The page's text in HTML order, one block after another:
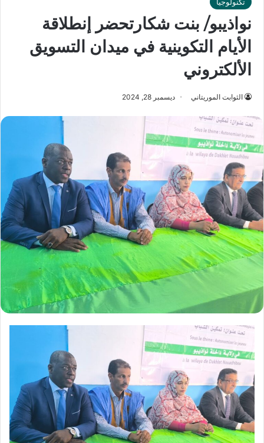
نواذيبو/ بنت شكارتحضر إنطلاقة
الأيام التكوينية في ميدان التسويق
الألكتروني
الثوابت الموريتاني ديسمبر 28, 2024